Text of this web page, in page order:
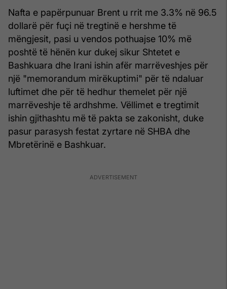
Nafta e papërpunuar Brent u rrit me 3.3% në 96.5
dollarë për fuçi në tregtinë e hershme të
mëngjesit, pasi u vendos pothuajse 10% më
poshtë të hënën kur dukej sikur Shtetet e
Bashkuara dhe Irani ishin afër marrëveshjes për
një "memorandum mirëkuptimi" për të ndaluar
luftimet dhe për të hedhur themelet për një
marrëveshje të ardhshme. Vëllimet e tregtimit
ishin gjithashtu më të pakta se zakonisht, duke
pasur parasysh festat zyrtare në SHBA dhe
Mbretërinë e Bashkuar.